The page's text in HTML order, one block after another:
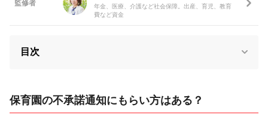
監修者
年金、医療、介護など社会保障。出産、育児、教育
費など資金
目次
保育園の不承諾通知にもらい方はある？